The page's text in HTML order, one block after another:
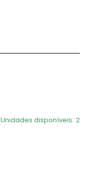
Unidades disponíveis: 2